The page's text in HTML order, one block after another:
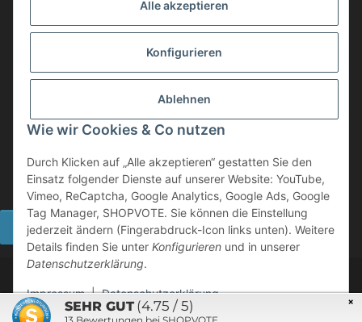
Alle akzeptieren
Konfigurieren
Ablehnen
Wie wir Cookies & Co nutzen
Durch Klicken auf „Alle akzeptieren“ gestatten Sie den
Einsatz folgender Dienste auf unserer Website: YouTube,
Vimeo, ReCaptcha, Google Analytics, Google Ads, Google
Tag Manager, SHOPVOTE. Sie können die Einstellung
jederzeit ändern (Fingerabdruck-Icon links unten). Weitere
Details finden Sie unter Konfigurieren und in unserer
Datenschutzerklärung.
Impressum | Datenschutzerklärung
Informationen
Back on Track
ZAHLUNGSMETHODEN
Widerrufsbutton
Produkte
Powered byJTL-Shop ×
SEHR GUT (4.75 / 5)